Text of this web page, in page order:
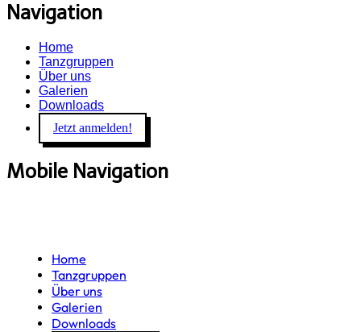
Navigation
Home
Tanzgruppen
Über uns
Galerien
Downloads
Jetzt anmelden!
Mobile Navigation
Home
Tanzgruppen
Über uns
Galerien
Downloads